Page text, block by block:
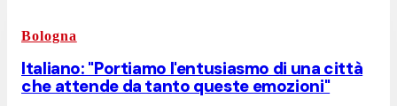
Bologna
Italiano: "Portiamo l'entusiasmo di una città
che attende da tanto queste emozioni"